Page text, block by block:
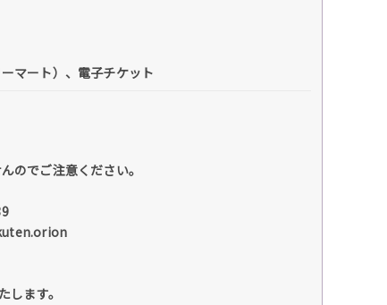
マート）、電子チケット
のでご注意ください。
します。